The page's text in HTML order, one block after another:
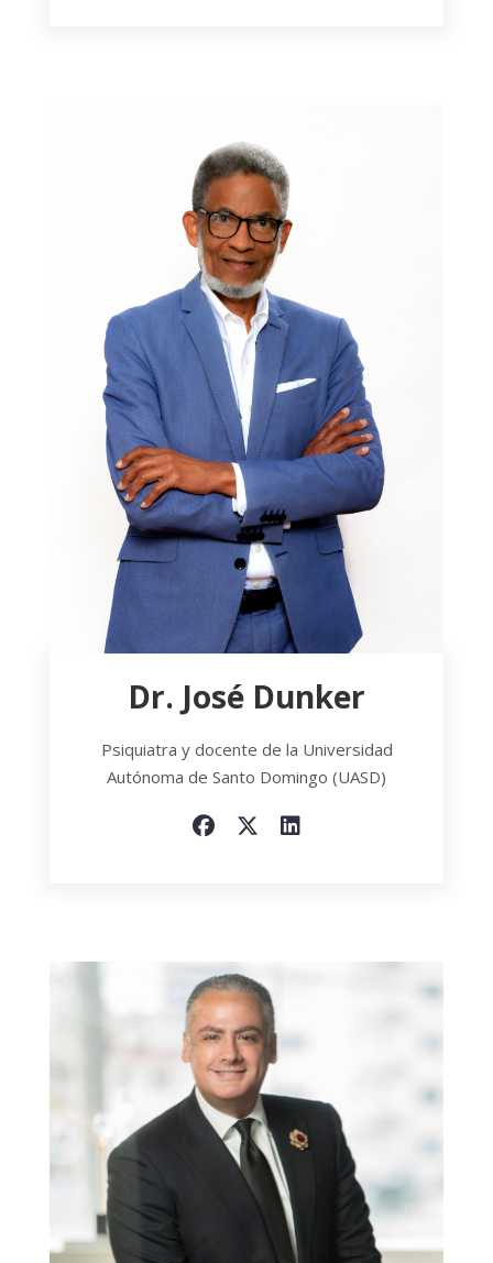
Dr. José Dunker
Psiquiatra y docente de la Universidad
Autónoma de Santo Domingo (UASD)